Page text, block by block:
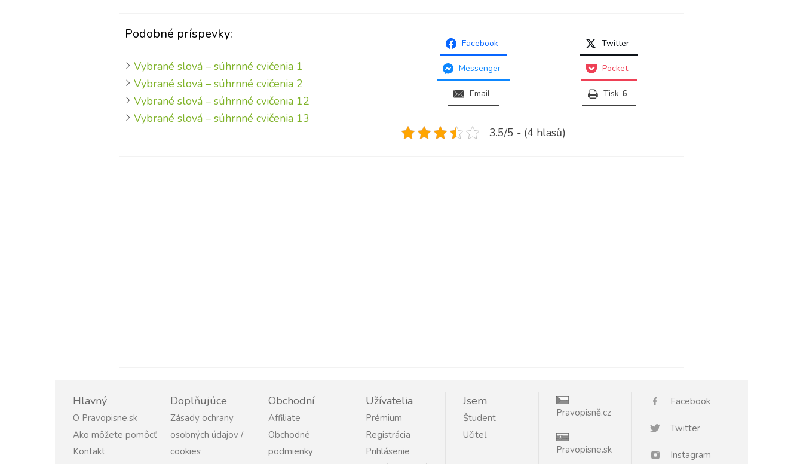
Podobné príspevky:
Vybrané slová – súhrnné cvičenia 1
Vybrané slová – súhrnné cvičenia 2
Vybrané slová – súhrnné cvičenia 12
Vybrané slová – súhrnné cvičenia 13
Facebook Twitter
Messenger Pocket
Email Tisk 6
3.5/5 - (4 hlasů)
Hlavný
O Pravopisne.sk
Ako môžete pomôcť
Kontakt
Doplňujúce
Zásady ochrany
osobných údajov /
cookies
Obchodní
Affiliate
Obchodné
podmienky
Užívatelia
Prémium
Registrácia
Prihlásenie
Jsem
Študent
Učiteľ
Pravopisně.cz
Pravopisne.sk
Facebook
Twitter
Instagram